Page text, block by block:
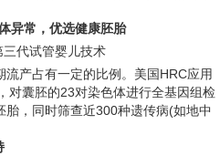
异常，优选健康胚胎
产占有一定的比例。美国HRC应用
对囊胚的23对染色体进行全基因组检
，同时筛查近300种遗传病(如地中